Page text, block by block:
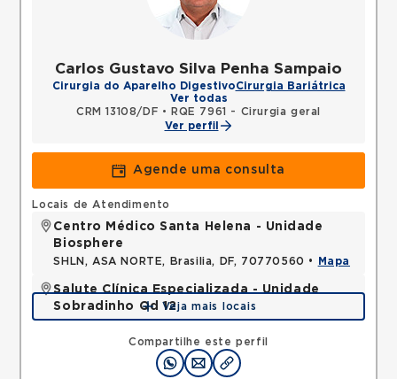
Carlos Gustavo Silva Penha Sampaio
Cirurgia do Aparelho DigestivoCirurgia Bariátrica
Ver todas
CRM 13108/DF •
RQE 7961 - Cirurgia geral
Ver perfil
Agende uma consulta
Compartilhe este perfil
Locais de Atendimento
Centro Médico Santa Helena - Unidade
Biosphere
SHLN, ASA NORTE, Brasilia, DF, 70770560 • Mapa
Salute Clínica Especializada - Unidade
Sobradinho Qd 12
QUADRA, SOBRADINHO, Brasilia, DF, 73010120 •
Veja mais locais